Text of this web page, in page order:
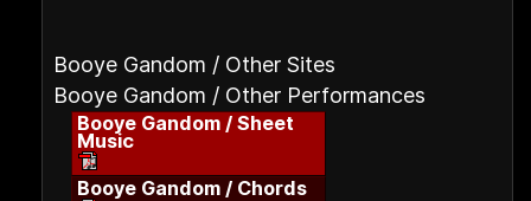
Booye Gandom / Other Sites
Booye Gandom / Other Performances
Booye Gandom / Sheet
Music
Booye Gandom / Chords